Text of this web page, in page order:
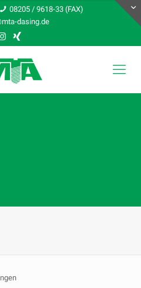
08205 / 9618-33 (FAX)
dasing.de